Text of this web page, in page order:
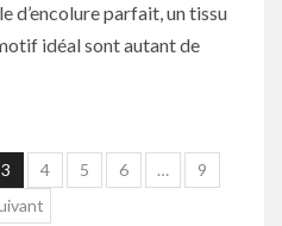
d’encolure parfait, un tissu
idéal sont autant de
3 4 5 6 …
9